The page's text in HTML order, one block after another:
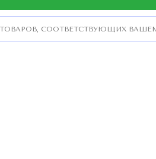
ТОВАРОВ, СООТВЕТСТВУЮЩИХ